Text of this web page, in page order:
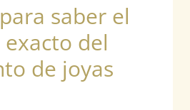
o
r
m
saber el
del
de joyas